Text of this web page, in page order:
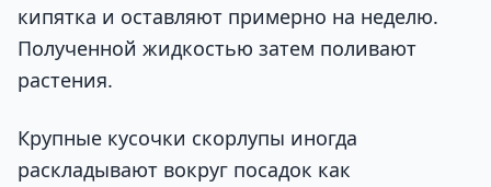
кипятка и оставляют примерно на неделю.
Полученной жидкостью затем поливают
растения.
Крупные кусочки скорлупы иногда
раскладывают вокруг посадок как